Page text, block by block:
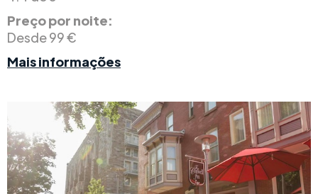
Preço por noite:
Desde 99 €
Mais informações